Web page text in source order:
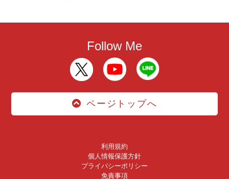
Follow Me
ページトップへ
利用規約
個人情報保護方針
プライバシーポリシー
免責事項